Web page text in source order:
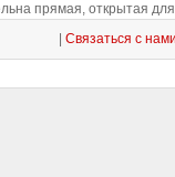
прямая, открытая
Связаться с